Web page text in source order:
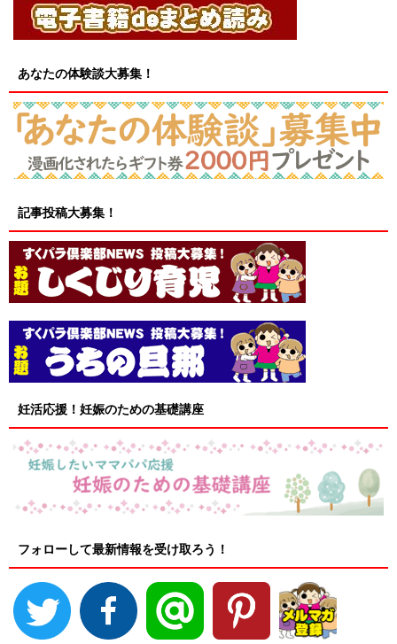
あなたの体験談大募集！
記事投稿大募集！
妊活応援！妊娠のための基礎講座
フォローして最新情報を受け取ろう！